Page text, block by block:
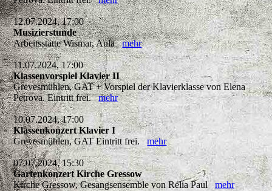
12.07.2024, 17:00
Musizierstunde
Arbeitsstätte Wismar, Aulamehr
11.07.2024, 17:00
Klassenvorspiel Klavier II
Grevesmühlen, GAT + Vorspiel der Klavierklasse von Elena
Petrova. Eintritt frei.mehr
10.07.2024, 17:00
Klassenkonzert Klavier I
Grevesmühlen, GAT Eintritt frei.mehr
07.07.2024, 15:30
Gartenkonzert Kirche Gressow
Kirche Gressow, Gesangsensemble von Relia Paulmehr